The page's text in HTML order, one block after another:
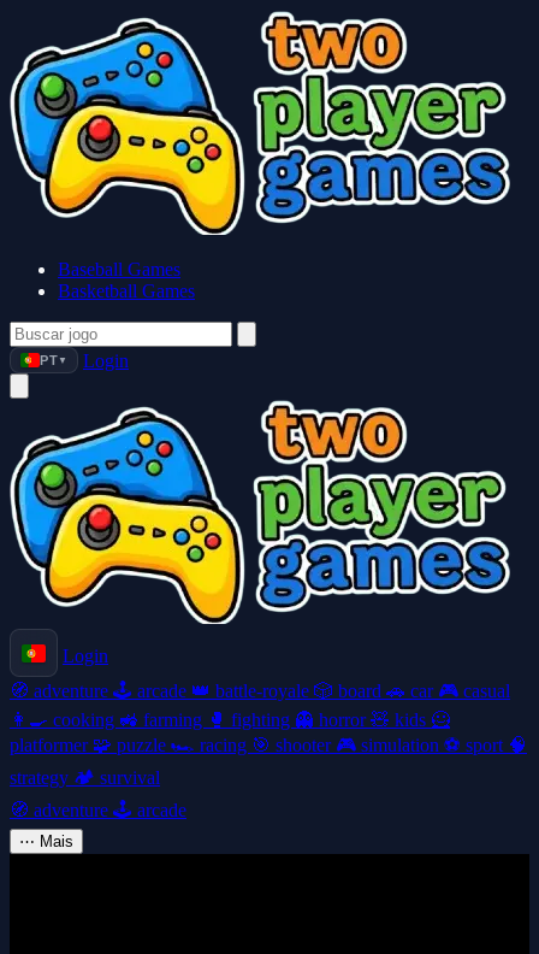
Baseball Games
Basketball Games
PT ▼ Login
Login
🧭 adventure 🕹️ arcade 👑 battle-royale 🎲 board 🚗 car 🎮 casual
👩‍🍳 cooking 🚜 farming 🥊 fighting 👻 horror🧸 kids 🦸
platformer 🧩 puzzle 🏎️ racing 🎯 shooter 🎮 simulation ⚽ sport 🧠
strategy 🏕️ survival
🧭 adventure 🕹️ arcade
⋯ Mais